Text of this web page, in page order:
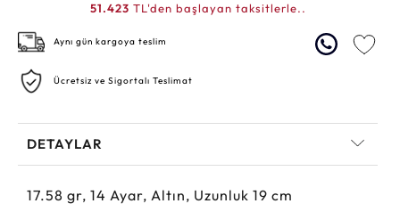
51.423 TL'den başlayan taksitlerle..
Aynı gün kargoya teslim
Ücretsiz ve Sigortalı Teslimat
DETAYLAR
17.58 gr, 14 Ayar, Altın, Uzunluk 19 cm